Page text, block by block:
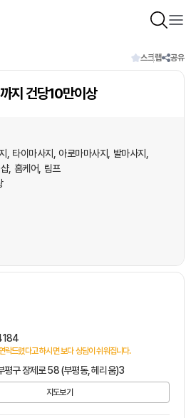
스크랩 공유
지 건당10만이상
타이마사지 아로마마사지
발마사지
홈케어 림프
락드렸다고 하시면 보다 상담이 쉬워집니다.
구 장제로 58 (부평동, 헤리움)3
지도보기